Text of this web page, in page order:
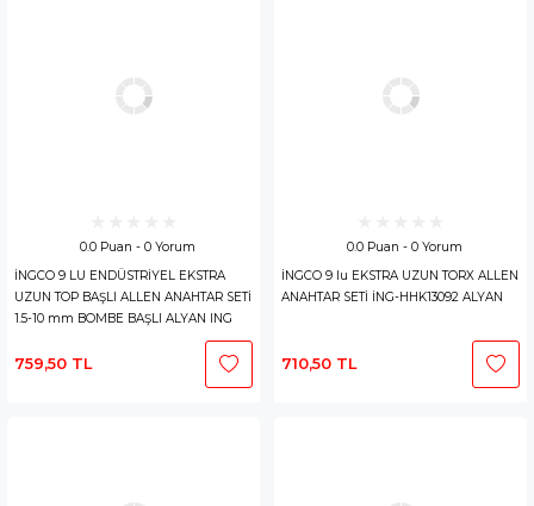
0.0 Puan - 0 Yorum
İNGCO 9 LU ENDÜSTRİYEL EKSTRA
UZUN TOP BAŞLI ALLEN ANAHTAR SETİ
1.5-10 mm BOMBE BAŞLI ALYAN ING
759,50 TL
0.0 Puan - 0 Yorum
İNGCO 9 lu EKSTRA UZUN TORX ALLEN
ANAHTAR SETİ İNG-HHK13092 ALYAN
710,50 TL